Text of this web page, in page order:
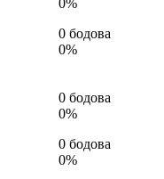
0 бодова
0%
0 бодова
0%
0 бодова
0%